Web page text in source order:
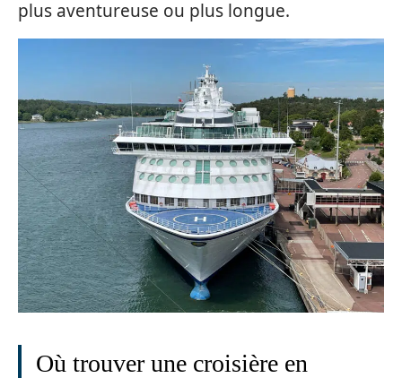
plus aventureuse ou plus longue.
Où trouver une croisière en